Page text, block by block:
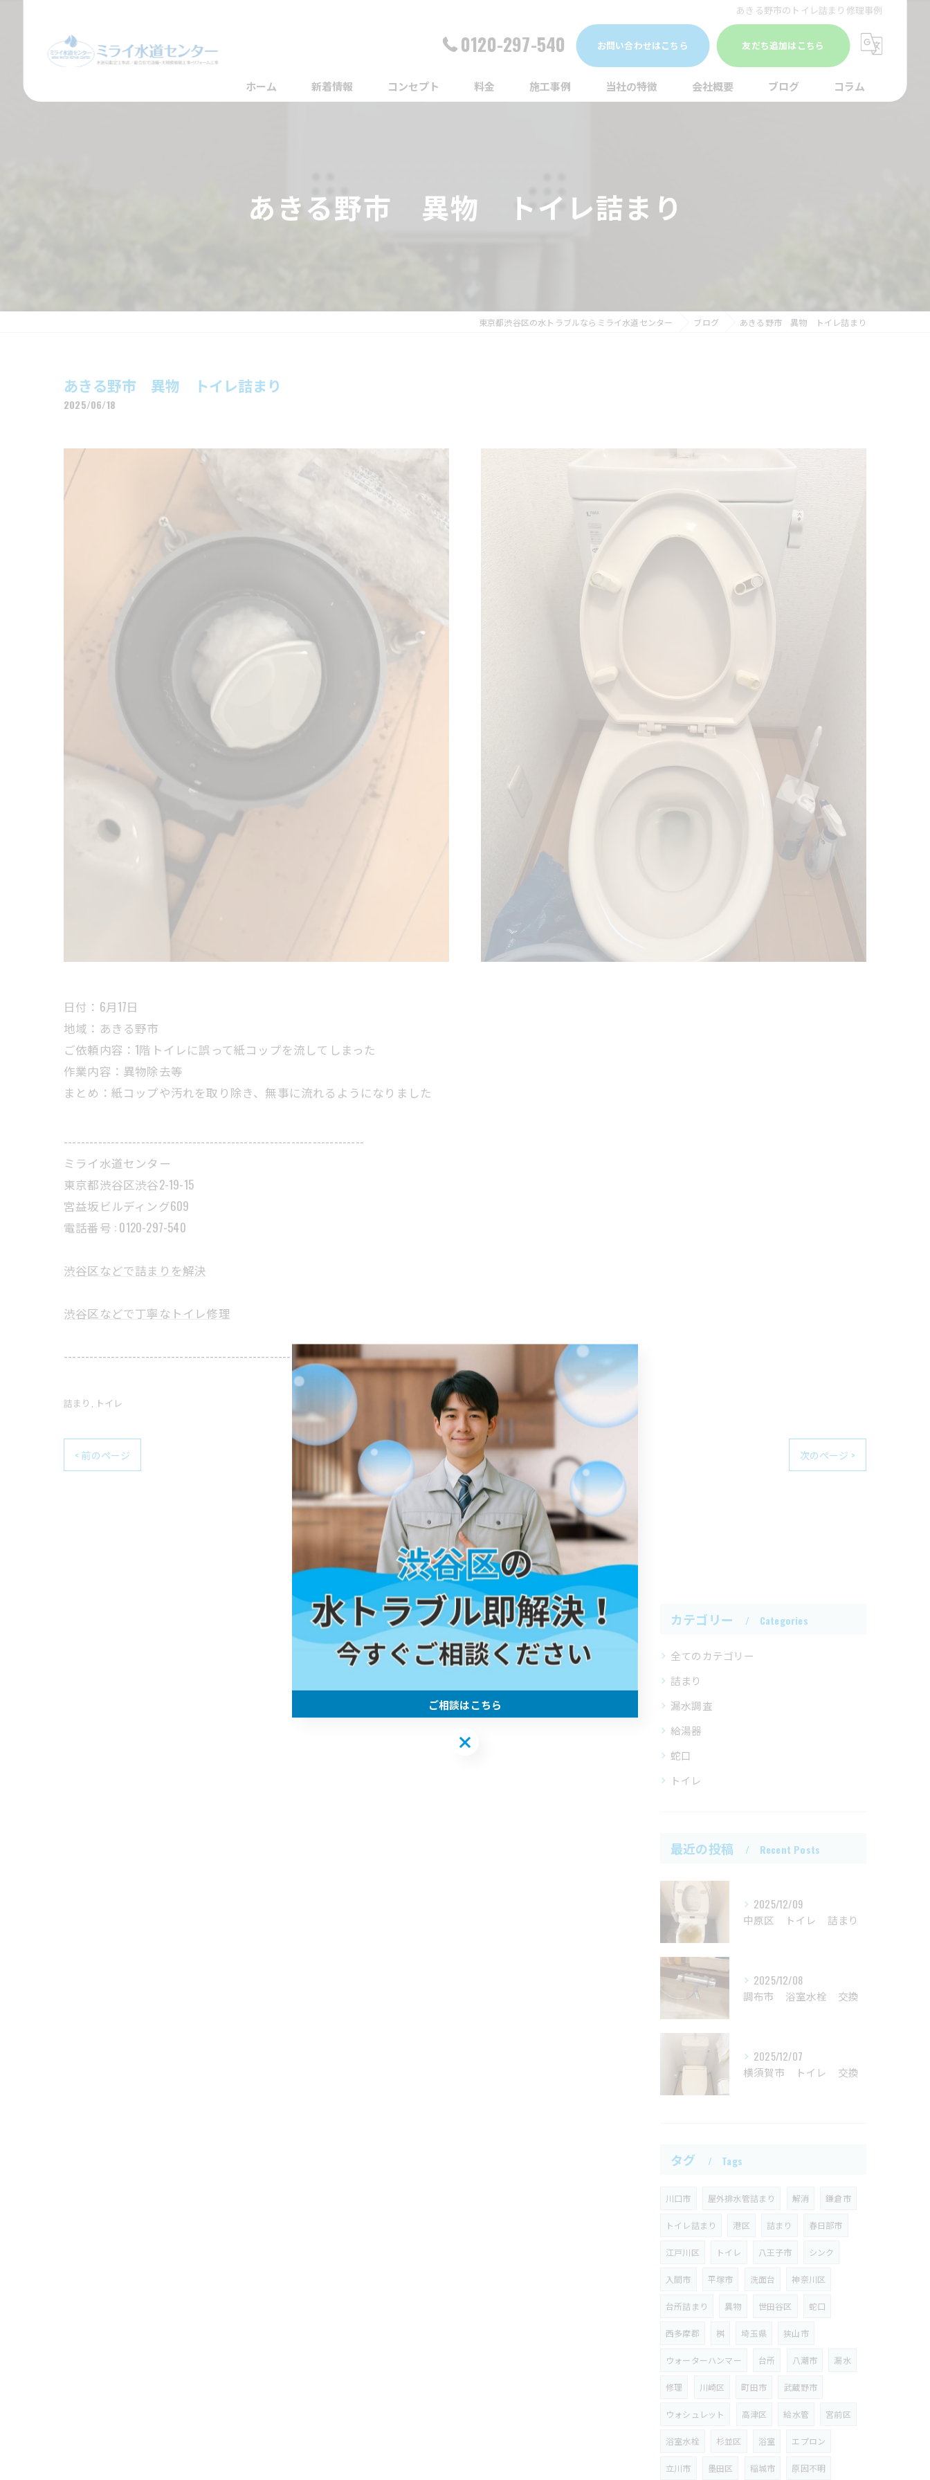
あきる野市のトイレ詰まり修理事例
0120-297-540 お問い合わせはこちら 友だち追加はこちら
ホーム 新着情報 コンセプト 料金 施工事例 当社の特徴
給湯器
会社概要 ブログ コラム
あきる野市 異物 トイレ詰まり
東京都渋谷区の水トラブルならミライ水道センター ブログ あきる野市 異物 トイレ詰まり
あきる野市 異物 トイレ詰まり
2025/06/18
日付：6月17日
地域：あきる野市
ご依頼内容：1階トイレに誤って紙コップを流してしまった
作業内容：異物除去等
まとめ：紙コップや汚れを取り除き、無事に流れるようになりました
----------------------------------------------------------------------
ミライ水道センター
東京都渋谷区渋谷2-19-15
宮益坂ビルディング609
電話番号 : 0120-297-540
渋谷区などで詰まりを解決
渋谷区などで丁寧なトイレ修理
----------------------------------------------------------------------
詰まり トイレ
< 前のページ 一覧に戻る 次のページ >
関連タグ
#あきる野市 #異物 #トイレ詰まり
カテゴリー Categories
全てのカテゴリー
詰まり
漏水調査
給湯器
蛇口
トイレ
最近の投稿 Recent Posts
2025/12/09
中原区 トイレ 詰まり
2025/12/08
調布市 浴室水栓 交換
2025/12/07
横須賀市 トイレ 交換
タグ Tags
川口市 屋外排水管詰まり 解消 鎌倉市
トイレ詰まり 港区 詰まり 春日部市
江戸川区 トイレ 八王子市 シンク
入間市 平塚市 洗面台 神奈川区
台所詰まり 異物 世田谷区 蛇口
西多摩郡 桝 埼玉県 狭山市
ウォーターハンマー 台所 八潮市 漏水
修理 川崎区 町田市 武蔵野市
ウォシュレット 高津区 給水管 宮前区
浴室水栓 杉並区 浴室 エプロン
立川市 墨田区 稲城市 原因不明
ご相談はこちら
ご相談はこちら